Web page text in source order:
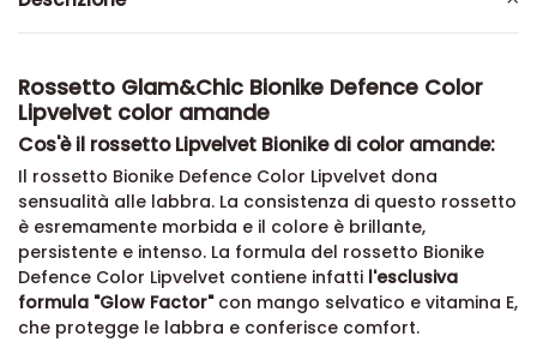
Rossetto Glam&Chic Bionike Defence Color
Lipvelvet color amande
Cos'è il rossetto Lipvelvet Bionike di color amande:
Il rossetto Bionike Defence Color Lipvelvet dona
sensualità alle labbra. La consistenza di questo rossetto
è esremamente morbida e il colore è brillante,
persistente e intenso. La formula del rossetto Bionike
Defence Color Lipvelvet contiene infatti l'esclusiva
formula "Glow Factor"con mango selvatico e vitamina E,
che protegge le labbra e conferisce comfort.